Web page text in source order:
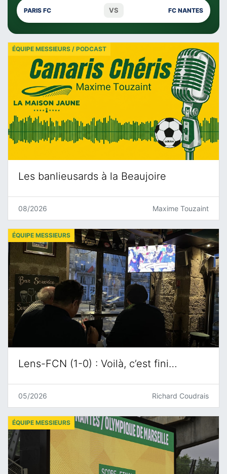
PARIS FC VS FC NANTES
Les banlieusards à la Beaujoire
ÉQUIPE MESSIEURS / PODCAST
08/2026 Maxime Touzaint
Lens-FCN (1-0) : Voilà, c’est fini…
ÉQUIPE MESSIEURS
05/2026 Richard Coudrais
ÉQUIPE MESSIEURS